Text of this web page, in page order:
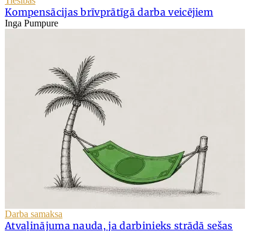
Kompensācijas brīvprātīgā darba veicējiem
Inga Pumpure
Darba samaksa
Atvaļinājuma nauda, ja darbinieks strādā sešas